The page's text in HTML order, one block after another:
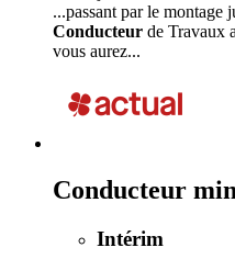
...passant par le montage
Conducteur de Travaux
vous aurez...
Conducteur
Intérim